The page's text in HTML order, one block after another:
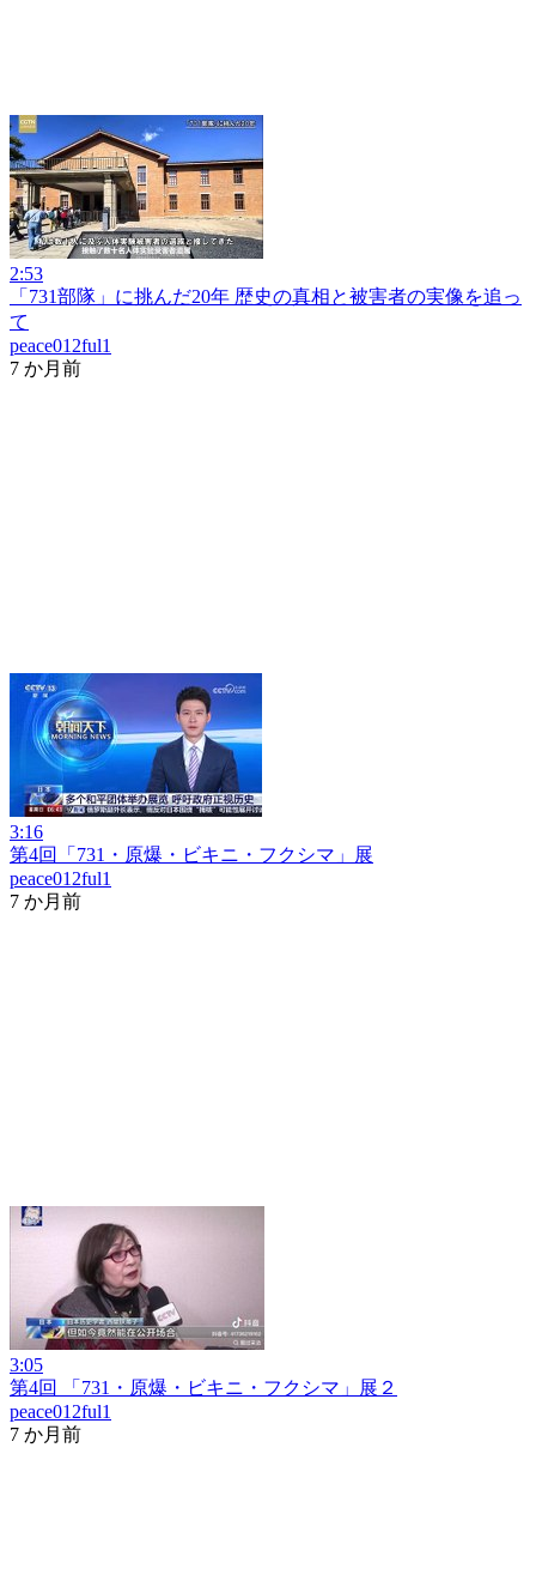
2:53
「731部隊」に挑んだ20年 歴史の真相と被害者の実像を追っ
て
peace012ful1
7 か月前
3:16
第4回「731・原爆・ビキニ・フクシマ」展
peace012ful1
7 か月前
3:05
第4回 「731・原爆・ビキニ・フクシマ」展２
peace012ful1
7 か月前